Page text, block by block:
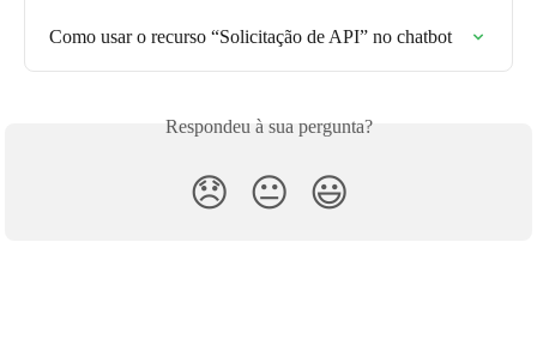
Como usar o recurso “Solicitação de API” no chatbot
Respondeu à sua pergunta?
😞 😐 😃